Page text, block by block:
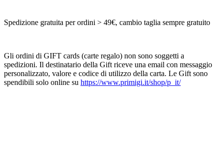
Spedizione gratuita per ordini > 49€, cambio taglia sempre gratuito
Gli ordini di GIFT cards (carte regalo) non sono soggetti a
spedizioni. Il destinatario della Gift riceve una email con messaggio
personalizzato, valore e codice di utilizzo della carta. Le Gift sono
spendibili solo online su https://www.primigi.it/shop/p_it/